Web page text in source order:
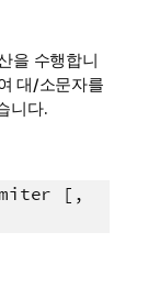
을 수행합니
대/소문자를
니다.
[,